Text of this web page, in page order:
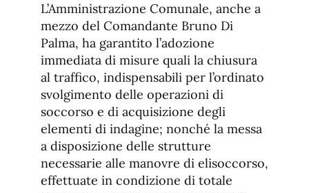
L’Amministrazione Comunale, anche a
mezzo del Comandante Bruno Di
Palma, ha garantito l’adozione
immediata di misure quali la chiusura
al traffico, indispensabili per l’ordinato
svolgimento delle operazioni di
soccorso e di acquisizione degli
elementi di indagine; nonché la messa
a disposizione delle strutture
necessarie alle manovre di elisoccorso,
effettuate in condizione di totale